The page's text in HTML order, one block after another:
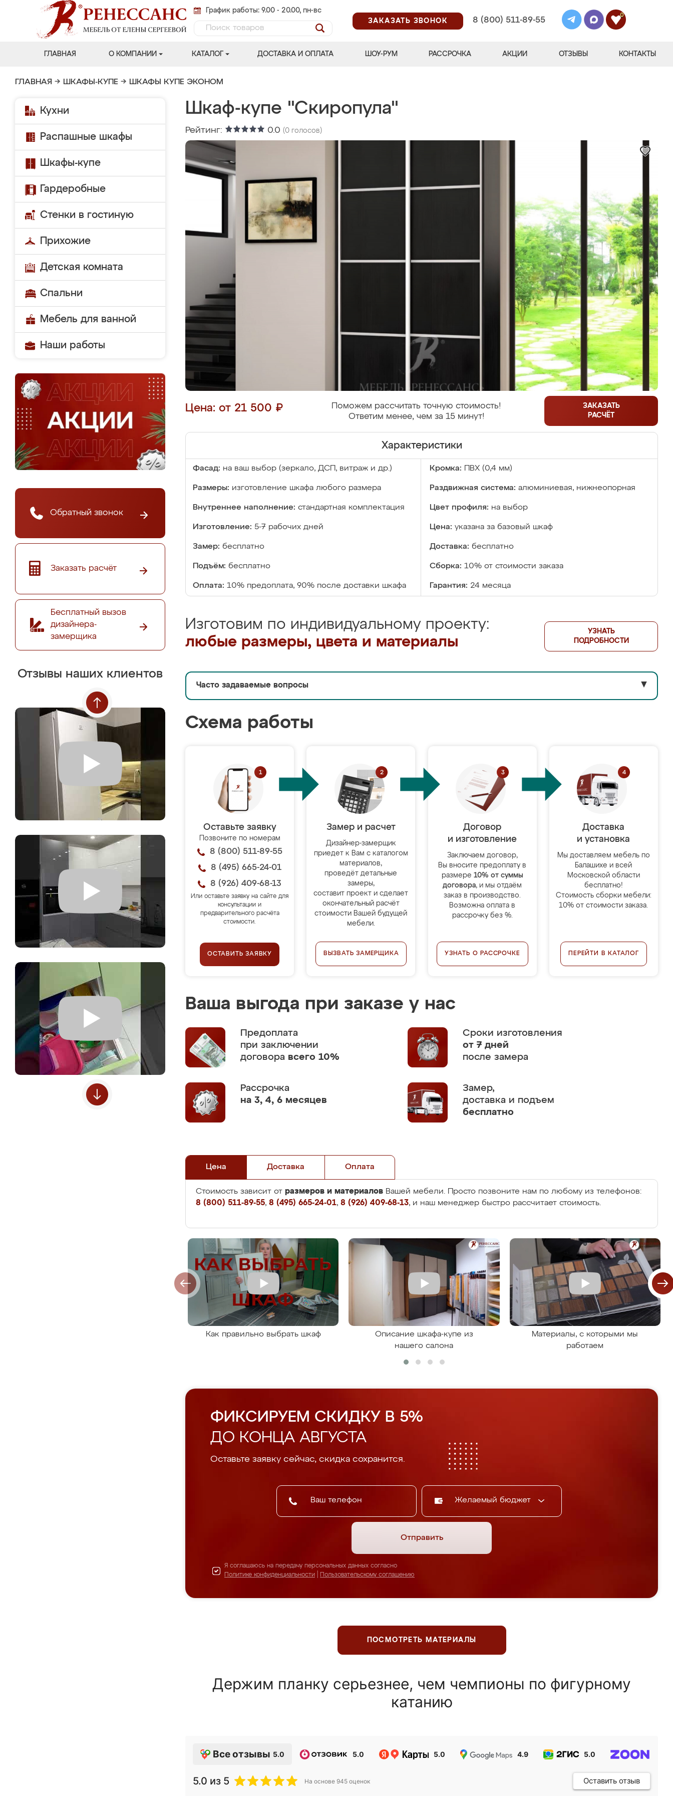
График работы: 9.00 - 20.00, пн-вс
ЗАКАЗАТЬ ЗВОНОК
8 (800) 511-89-55
0
ГЛАВНАЯ О КОМПАНИИ КАТАЛОГ ДОСТАВКА И ОПЛАТА ШОУ-РУМ РАССРОЧКА АКЦИИ ОТЗЫВЫ КОНТАКТЫ
ГЛАВНАЯ → ШКАФЫ-КУПЕ → ШКАФЫ КУПЕ ЭКОНОМ
Кухни
Распашные шкафы
Шкафы-купе
Гардеробные
Стенки в гостиную
Прихожие
Детская комната
Спальни
Мебель для ванной
Наши работы
Обратный звонок
Заказать расчёт
Бесплатный вызов
дизайнера-
замерщика
Отзывы наших клиентов
Шкаф-купе "Скиропула"
Рейтинг: 0.0 (0 голосов)
Цена: от 21 500 ₽
Поможем рассчитать точную стоимость!
Ответим менее, чем за 15 минут!
ЗАКАЗАТЬ
РАСЧЁТ
Характеристики
Фасад: на ваш выбор (зеркало, ДСП, витраж и др.) Кромка: ПВХ (0,4 мм)
Размеры: изготовление шкафа любого размера Раздвижная система: алюминиевая, нижнеопорная
Внутреннее наполнение: стандартная комплектация Цвет профиля: на выбор
Изготовление: 5-7 рабочих дней Цена: указана за базовый шкаф
Замер: бесплатно Доставка: бесплатно
Подъём: бесплатно Сборка: 10% от стоимости заказа
Оплата: 10% предоплата, 90% после доставки шкафа Гарантия: 24 месяца
Изготовим по индивидуальному проекту:
любые размеры, цвета и материалы
УЗНАТЬ
ПОДРОБНОСТИ
Часто задаваемые вопросы ▼
Схема работы
Оставьте заявку
Позвоните по номерам
8 (800) 511-89-55
8 (495) 665-24-01
8 (926) 409-68-13
Или оставьте заявку на сайте для
консультации и
предварительного расчёта
стоимости.
ОСТАВИТЬ ЗАЯВКУ
Замер и расчет
Дизайнер-замерщик
приедет к Вам с каталогом
материалов,
проведёт детальные
замеры,
составит проект и сделает
окончательный расчёт
стоимости Вашей будущей
мебели.
ВЫЗВАТЬ ЗАМЕРЩИКА
Договор
и изготовление
Заключаем договор,
Вы вносите предоплату в
размере 10% от суммы
договора, и мы отдаём
заказ в производство.
Возможна оплата в
рассрочку без %.
УЗНАТЬ О РАССРОЧКЕ
Доставка
и установка
Мы доставляем мебель по
Балашихе и всей
Московской области
бесплатно!
Стоимость сборки мебели:
10% от стоимости заказа.
ПЕРЕЙТИ В КАТАЛОГ
Ваша выгода при заказе у нас
Предоплата
при заключении
договора всего 10%
Сроки изготовления
от 7 дней
после замера
Рассрочка
на 3, 4, 6 месяцев
Замер,
доставка и подъем
бесплатно
Цена Доставка Оплата
Стоимость зависит от размеров и материалов Вашей мебели. Просто позвоните нам по любому из телефонов:
8 (800) 511-89-55, 8 (495) 665-24-01, 8 (926) 409-68-13, и наш менеджер быстро рассчитает стоимость.
Как правильно выбрать шкаф
Описание шкафа-купе из
нашего салона
Материалы, с которыми мы
работаем
ФИКСИРУЕМ СКИДКУ В 5%
ДО КОНЦА АВГУСТА
Оставьте заявку сейчас, скидка сохранится.
Желаемый бюджет
Отправить
Я соглашаюсь на передачу персональных данных согласно
Политике конфиденциальности
Пользовательскому соглашению
ПОСМОТРЕТЬ МАТЕРИАЛЫ
Держим планку серьезнее, чем чемпионы по фигурному
катанию
Все отзывы 5.0 5.0 5.0 4.9 5.0
5.0 из 5 На основе 945 оценок Оставить отзыв